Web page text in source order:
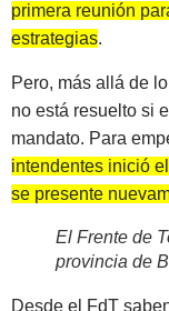
primera reunión
estrategias.
Pero, más allá de
no está resuelto si
mandato. Para
intendentes inició
se presente
El Frente de
provincia de
Desde el FdT